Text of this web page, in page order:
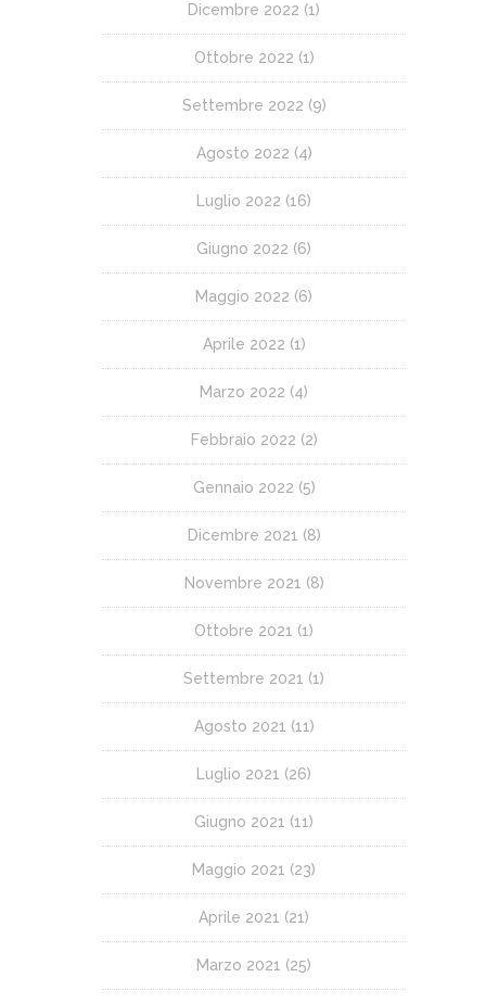
Dicembre 2022 (1)
Ottobre 2022 (1)
Settembre 2022 (9)
Agosto 2022 (4)
Luglio 2022 (16)
Giugno 2022 (6)
Maggio 2022 (6)
Aprile 2022 (1)
Marzo 2022 (4)
Febbraio 2022 (2)
Gennaio 2022 (5)
Dicembre 2021 (8)
Novembre 2021 (8)
Ottobre 2021 (1)
Settembre 2021 (1)
Agosto 2021 (11)
Luglio 2021 (26)
Giugno 2021 (11)
Maggio 2021 (23)
Aprile 2021 (21)
Marzo 2021 (25)